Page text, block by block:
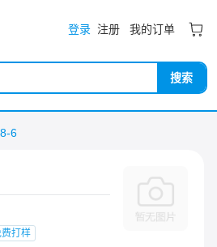
登录 注册 我的订单
搜索
6
打样